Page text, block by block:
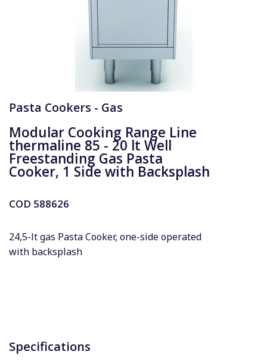
Pasta Cookers - Gas
Modular Cooking Range Line
thermaline 85 - 20 lt Well
Freestanding Gas Pasta
Cooker, 1 Side with Backsplash
COD 588626
24,5-lt gas Pasta Cooker, one-side operated
with backsplash
Specifications